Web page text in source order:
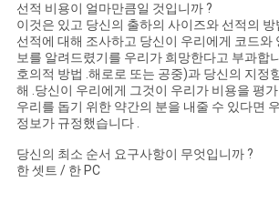
선적 비용이 얼마만큼일 것입니까 ?
이것은 있고 당신의 출하의 사이즈와 선적의 방
선적에 대해 조사하고 당신이 우리에게 코드와
보를 알려드렸기를 우리가 희망한다고 부과합
호의적 방법 .해로로 또는 공중)과 당신의 지정
해 .당신이 우리에게 그것이 우리가 비용을 평
우리를 돕기 위한 약간의 분을 내줄 수 있다면
정보가 규정했습니다 .
당신의 최소 순서 요구사항이 무엇입니까 ?
한 셋트 / 한 PC